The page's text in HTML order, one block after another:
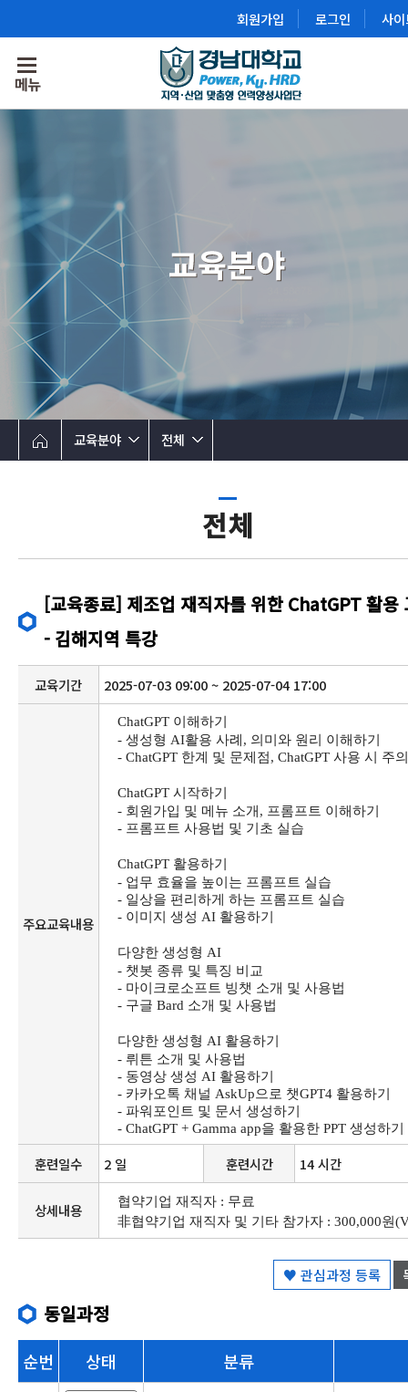
회원가입 로그인 사
교육분야 전체
전체
[교육종료] 제조업 재직자를 위한 ChatGPT 활용
- 김해지역 특강
교육기간 2025-07-03 09:00 ~ 2025-07-04 17:00
주요교육내용
ChatGPT 이해하기
- 생성형 AI활용 사례 , 의미와 원리 이해하기
- ChatGPT 한계 및 문제점, ChatGPT 사용 시 주
ChatGPT 시작하기
- 회원가입 및 메뉴 소개 , 프롬프트 이해하기
- 프롬프트 사용법 및 기초 실습
ChatGPT 활용하기
- 업무 효율을 높이는 프롬프트 실습
- 일상을 편리하게 하는 프롬프트 실습
- 이미지 생성 AI 활용하기
다양한 생성형 AI
- 챗봇 종류 및 특징 비교
- 마이크로소프트 빙챗 소개 및 사용법
- 구글 Bard 소개 및 사용법
다양한 생성형 AI 활용하기
- 뤼튼 소개 및 사용법
- 동영상 생성 AI 활용하기
- 카카오톡 채널 AskUp으로 챗GPT4 활용하기
- 파워포인트 및 문서 생성하기
- ChatGPT + Gamma app을 활용한 PPT 생성하기
훈련일수 2 일 훈련시간 14 시간
상세내용 협약기업 재직자 : 무료
非협약기업 재직자 및 기타 참가자 : 300,000원
♥ 관심과정 등록
동일과정
순번 상태 분류